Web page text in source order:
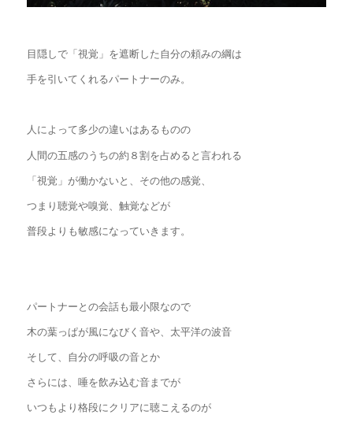
目隠しで「視覚」を遮断した自分の頼みの綱は
手を引いてくれるパートナーのみ。
人によって多少の違いはあるものの
人間の五感のうちの約８割を占めると言われる
「視覚」が働かないと、その他の感覚、
つまり聴覚や嗅覚、触覚などが
普段よりも敏感になっていきます。
パートナーとの会話も最小限なので
木の葉っぱが風になびく音や、太平洋の波音
そして、自分の呼吸の音とか
さらには、唾を飲み込む音までが
いつもより格段にクリアに聴こえるのが